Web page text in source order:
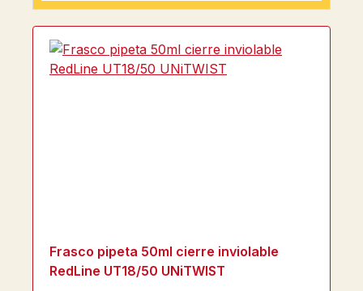
Frasco pipeta 50ml cierre inviolable
RedLine UT18/50 UNiTWIST